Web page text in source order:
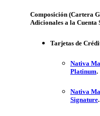
Composición (Cartera
Adicionales a la Cuenta
Tarjetas de
Nativa
Platinum.
Nativa
Signature.